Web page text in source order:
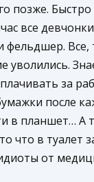
позже. Быстро
все
фельдшер. Все,
уволились.
за
после
в планшет… А
что в туалет
от